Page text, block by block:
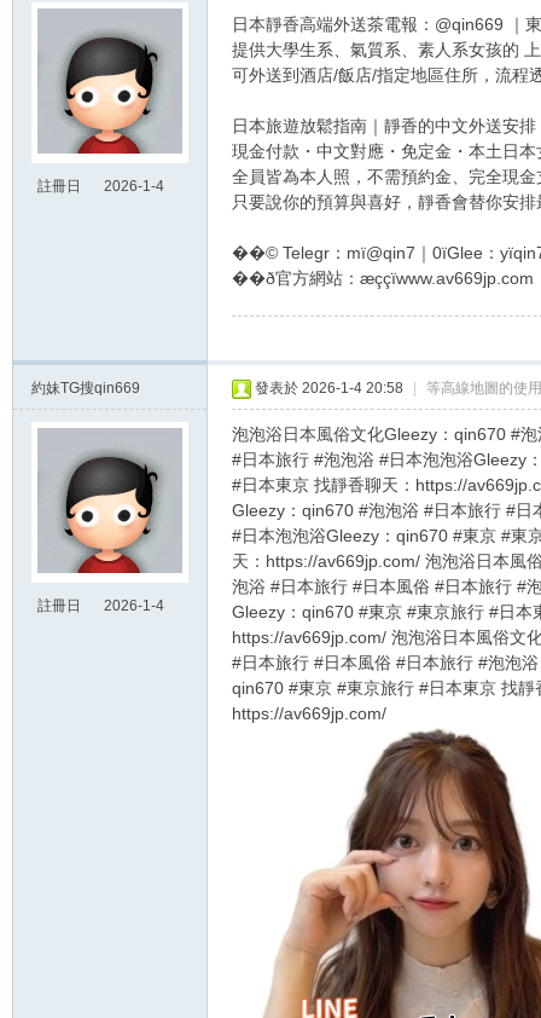
註冊日
2026-1-4
日本靜香高端外送茶電報：@qin669 ｜
提供大學生系、氣質系、素人系女孩的
可外送到酒店/飯店/指定地區住所，流程
日本旅遊放鬆指南｜靜香的中文外送安排
現金付款 ・ 中文對應 ・ 免定金 ・ 本土日本
全員皆為本人照，不需預約金、完全現金
只要說你的預算與喜好，靜香會替你安
��© Telegr：mï@qin7｜0ïGlee：
��ð官方網站：æççïwww.av669jp.com
約妹TG搜qin669
註冊日
2026-1-4
發表於 2026-1-4 20:58 等高線地圖的使
泡泡浴日本風俗文化Gleezy：qin670 #
#日本旅行 #泡泡浴 #日本泡泡浴Gleezy
#日本東京 找靜香聊天：https://
Gleezy：qin670 #泡泡浴 #日本旅行 #日
#日本泡泡浴Gleezy：qin670 #東京 #東
天：https://av669jp.com/ 泡泡浴日本風
泡浴 #日本旅行 #日本風俗 #日本旅行 #
Gleezy：qin670 #東京 #東京旅行 #日本
https://av669jp.com/ 泡泡浴日本風俗文
#日本旅行 #日本風俗 #日本旅行 #泡泡
qin670 #東京 #東京旅行 #日本東京 找靜
https://av669jp.com/